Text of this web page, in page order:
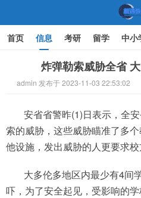
首页 信息 考研 留学 中小
家庭教育
炸弹勒索威胁全省
admin 发布于 2023-11-03 22:53:02
安省省警昨(1)日表示，全
索的威胁，这些威胁瞄准了多
他设施，发出威胁的人更要求校
大多伦多地区内最少有4间
吓，为了安全起见，受影响的